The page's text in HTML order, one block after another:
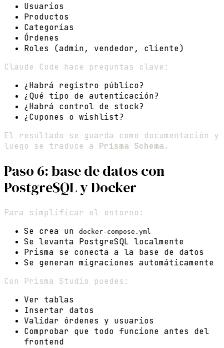
Usuarios
Productos
Categorías
Órdenes
Roles (admin, vendedor, cliente)
Claude Code hace preguntas clave:
¿Habrá registro público?
¿Qué tipo de autenticación?
¿Habrá control de stock?
¿Cupones o wishlist?
El resultado se guarda como documentación y
luego se traduce a Prisma Schema.
Paso 6: base de datos con
PostgreSQL y Docker
Para simplificar el entorno:
Se crea un
docker-compose.yml
Se levanta PostgreSQL localmente
Prisma se conecta a la base de datos
Se generan migraciones automáticamente
Con Prisma Studio puedes:
Ver tablas
Insertar datos
Validar órdenes y usuarios
Comprobar que todo funcione antes del
frontend